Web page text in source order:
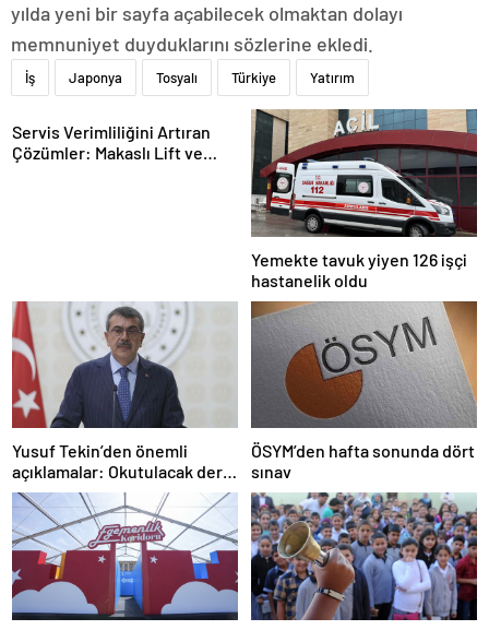
yılda yeni bir sayfa açabilecek olmaktan dolayı
memnuniyet duyduklarını sözlerine ekledi.
İş Japonya Tosyalı Türkiye Yatırım
Servis Verimliliğini Artıran
Çözümler: Makaslı Lift ve
Yemekte tavuk yiyen 126 işçi
hastanelik oldu
Yusuf Tekin’den önemli
açıklamalar: Okutulacak dersi
kalmamış öğretmene branş
değişikliği masada
ÖSYM’den hafta sonunda dört
sınav